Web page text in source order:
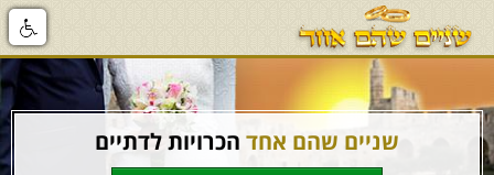
שניים שהם אחד הכרויות לדתיים